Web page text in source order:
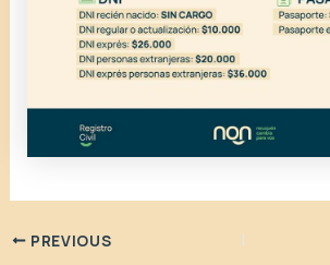
PREVIOUS